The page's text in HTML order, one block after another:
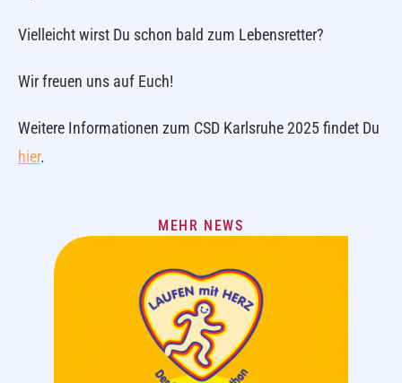
Vielleicht wirst Du schon bald zum Lebensretter?
Wir freuen uns auf Euch!
Weitere Informationen zum CSD Karlsruhe 2025 findet Du
hier.
MEHR NEWS